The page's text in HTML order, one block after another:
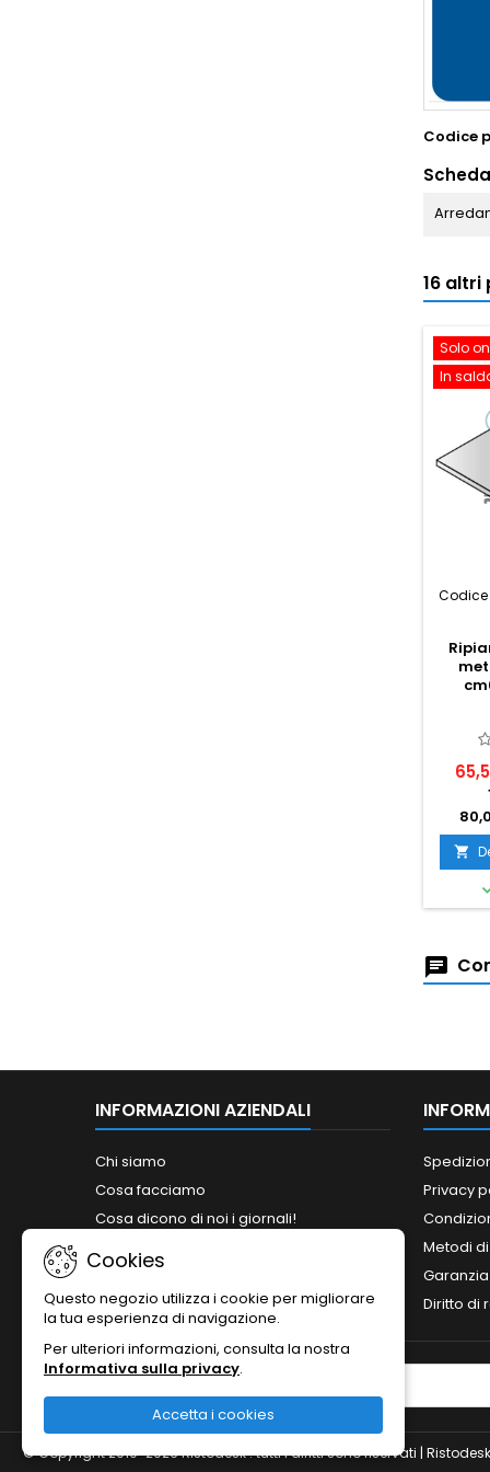
Codice
16
Solo
In

INFORMAZIONI AZIENDALI
Chi siamo
Cosa facciamo
Cosa dicono di noi i giornali!
Contattaci
Privacy
Metodi
Garanzia
Diritto di
Cookies
Questo negozio utilizza i cookie per migliorare
la tua esperienza di navigazione.
Per ulteriori informazioni, consulta la nostra
Informativa sulla privacy.
Accetta i cookies
© Copyright 2010-2026 Ristodesk : tutti i diritti sono riservati | Ristodesk